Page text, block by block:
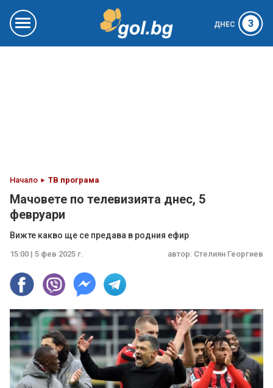
ДНЕС 3
Начало ТВ програма
Мачовете по телевизията днес, 5
февруари
Вижте какво ще се предава в родния ефир
15:00 | 5 фев 2025 г. автор: Стелиян Георгиев